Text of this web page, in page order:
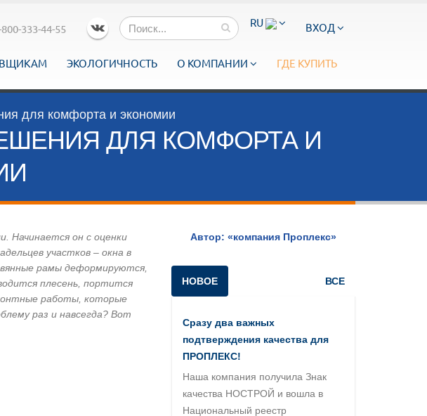
RU ВХОД
800-333-44-55
ЭКОЛОГИЧНОСТЬ О КОМПАНИИ ГДЕ КУПИТЬ
для комфорта и экономии
ДЛЯ КОМФОРТА И
Начинается он с оценки
участков – окна в
рамы деформируются,
плесень, портится
работы, которые
раз и навсегда? Вот
Автор: «компания Проплекс»
НОВОЕ ВСЕ
Сразу два важных
подтверждения качества для
ПРОПЛЕКС!
Наша компания получила Знак
качества НОСТРОЙ и вошла в
Национальный реестр